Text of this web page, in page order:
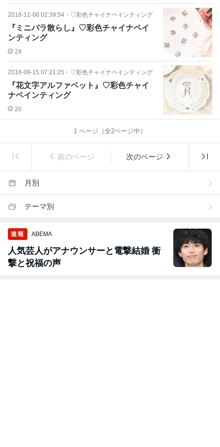
2018-11-08 02:39:54 ・ ♡彩色チャイナペインティング
『ミニバラ散らし』♡彩色チャイナペイ
ンティング
24
2018-09-15 07:21:25 ・ ♡彩色チャイナペインティング
『花文字アルファベット』♡彩色チャイ
ナペインティング
20
1 ページ（全2ページ中）
前のページ 次のページ
月別
テーマ別
速報 ABEMA
人気芸人がアナウンサーと電撃結婚 衝
撃と祝福の声